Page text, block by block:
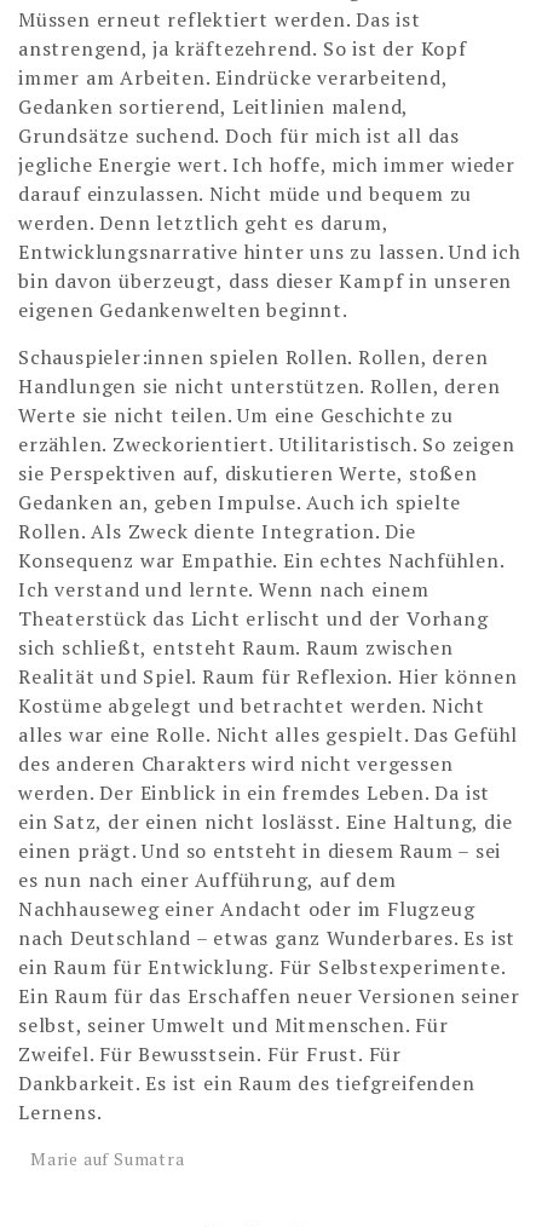
Müssen erneut reflektiert werden. Das ist
anstrengend, ja kräftezehrend. So ist der Kopf
immer am Arbeiten. Eindrücke verarbeitend,
Gedanken sortierend, Leitlinien malend,
Grundsätze suchend. Doch für mich ist all das
jegliche Energie wert. Ich hoffe, mich immer wieder
darauf einzulassen. Nicht müde und bequem zu
werden. Denn letztlich geht es darum,
Entwicklungsnarrative hinter uns zu lassen. Und ich
bin davon überzeugt, dass dieser Kampf in unseren
eigenen Gedankenwelten beginnt.
Schauspieler:innen spielen Rollen. Rollen, deren
Handlungen sie nicht unterstützen. Rollen, deren
Werte sie nicht teilen. Um eine Geschichte zu
erzählen. Zweckorientiert. Utilitaristisch. So zeigen
sie Perspektiven auf, diskutieren Werte, stoßen
Gedanken an, geben Impulse. Auch ich spielte
Rollen. Als Zweck diente Integration. Die
Konsequenz war Empathie. Ein echtes Nachfühlen.
Ich verstand und lernte. Wenn nach einem
Theaterstück das Licht erlischt und der Vorhang
sich schließt, entsteht Raum. Raum zwischen
Realität und Spiel. Raum für Reflexion. Hier können
Kostüme abgelegt und betrachtet werden. Nicht
alles war eine Rolle. Nicht alles gespielt. Das Gefühl
des anderen Charakters wird nicht vergessen
werden. Der Einblick in ein fremdes Leben. Da ist
ein Satz, der einen nicht loslässt. Eine Haltung, die
einen prägt. Und so entsteht in diesem Raum – sei
es nun nach einer Aufführung, auf dem
Nachhauseweg einer Andacht oder im Flugzeug
nach Deutschland – etwas ganz Wunderbares. Es ist
ein Raum für Entwicklung. Für Selbstexperimente.
Ein Raum für das Erschaffen neuer Versionen seiner
selbst, seiner Umwelt und Mitmenschen. Für
Zweifel. Für Bewusstsein. Für Frust. Für
Dankbarkeit. Es ist ein Raum des tiefgreifenden
Lernens.
Marie auf Sumatra